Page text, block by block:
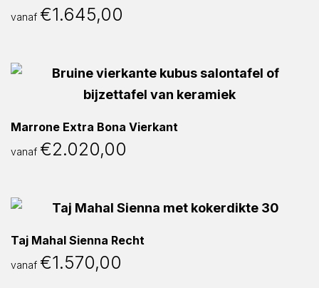
vanaf €1.645,00
Marrone Extra Bona Vierkant
vanaf €2.020,00
Taj Mahal Sienna Recht
vanaf €1.570,00